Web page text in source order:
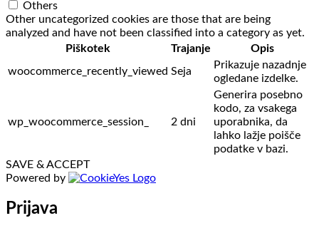
Others
Other uncategorized cookies are those that are being
analyzed and have not been classified into a category as yet.
Piškotek
Trajanje
Opis
woocommerce_recently_viewed Seja
Prikazuje nazadnje
ogledane izdelke.
wp_woocommerce_session_ 2 dni
Generira posebno
kodo, za vsakega
uporabnika, da
lahko lažje poišče
podatke v bazi.
SAVE & ACCEPT
Powered by
Prijava